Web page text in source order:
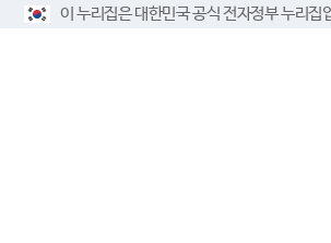
이 누리집은 대한민국 공식 전자정부 누리집